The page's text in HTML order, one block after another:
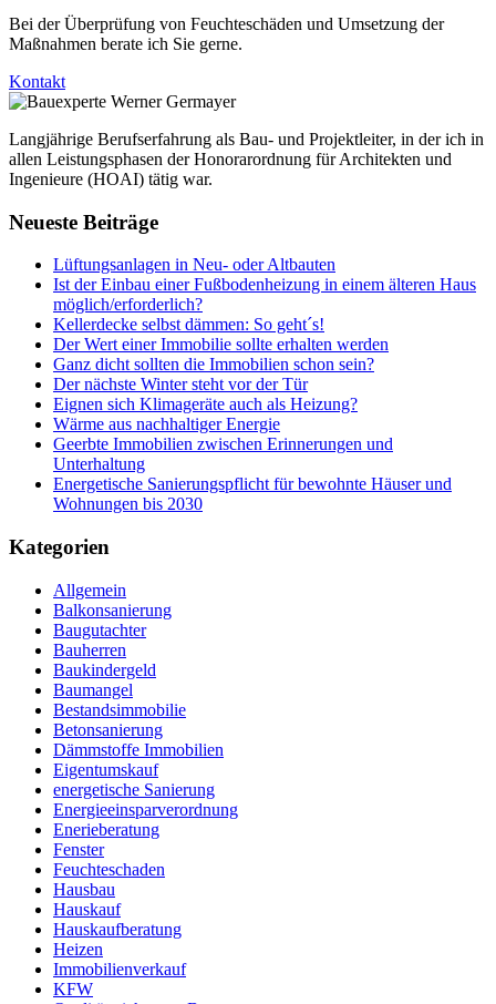
Bei der Überprüfung von Feuchteschäden und Umsetzung der
Maßnahmen berate ich Sie gerne.
Kontakt
Langjährige Berufserfahrung als Bau- und Projektleiter, in der ich in
allen Leistungsphasen der Honorarordnung für Architekten und
Ingenieure (HOAI) tätig war.
Neueste Beiträge
Lüftungsanlagen in Neu- oder Altbauten
Ist der Einbau einer Fußbodenheizung in einem älteren Haus
möglich/erforderlich?
Kellerdecke selbst dämmen: So geht´s!
Der Wert einer Immobilie sollte erhalten werden
Ganz dicht sollten die Immobilien schon sein?
Der nächste Winter steht vor der Tür
Eignen sich Klimageräte auch als Heizung?
Wärme aus nachhaltiger Energie
Geerbte Immobilien zwischen Erinnerungen und
Unterhaltung
Energetische Sanierungspflicht für bewohnte Häuser und
Wohnungen bis 2030
Kategorien
Allgemein
Balkonsanierung
Baugutachter
Bauherren
Baukindergeld
Baumangel
Bestandsimmobilie
Betonsanierung
Dämmstoffe Immobilien
Eigentumskauf
energetische Sanierung
Energieeinsparverordnung
Enerieberatung
Fenster
Feuchteschaden
Hausbau
Hauskauf
Hauskaufberatung
Heizen
Immobilienverkauf
KFW